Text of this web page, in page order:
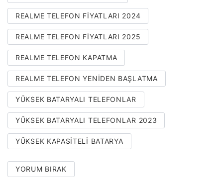
REALME TELEFON FIYATLARI 2024
REALME TELEFON FIYATLARI 2025
REALME TELEFON KAPATMA
REALME TELEFON YENIDEN BAŞLATMA
YÜKSEK BATARYALI TELEFONLAR
YÜKSEK BATARYALI TELEFONLAR 2023
YÜKSEK KAPASITELI BATARYA
YORUM BIRAK